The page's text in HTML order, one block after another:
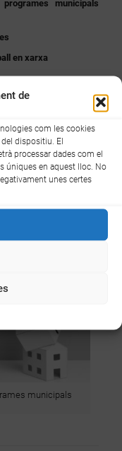
de
com les cookies
dispositiu. El
processar dades com el
úniques en aquest lloc. No
unes certes
municipals
en xarxa
diputada delegada de
municipals